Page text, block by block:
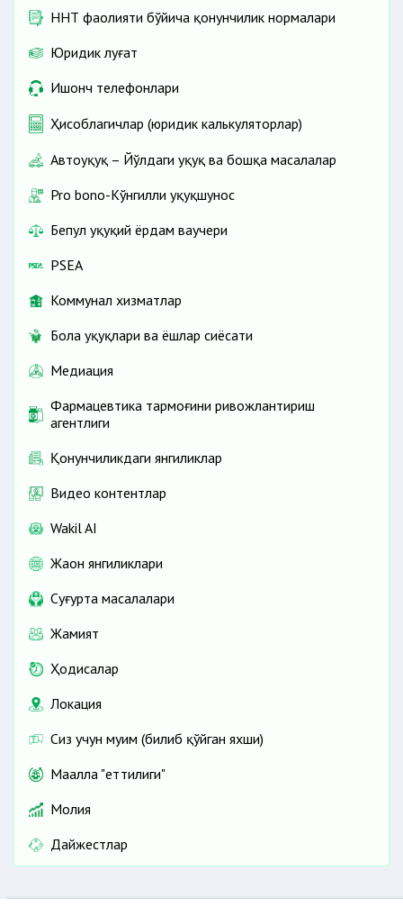
ННТ фаолияти бўйича қонунчилик нормалари
Юридик луғат
Ишонч телефонлари
Ҳисоблагичлар (юридик калькуляторлар)
Автоҳуқуқ – Йўлдаги ҳуқуқ ва бошқа масалалар
Pro bono-Кўнгилли ҳуқуқшунос
Бепул ҳуқуқий ёрдам ваучери
PSEA
Коммунал хизматлар
Бола ҳуқуқлари ва ёшлар сиёсати
Медиация
Фармацевтика тармоғини ривожлантириш
агентлиги
Қонунчиликдаги янгиликлар
Видео контентлар
Wakil AI
Жаҳон янгиликлари
Cуғурта масалалари
Жамият
Ҳодисалар
Локация
Сиз учун муҳим (билиб қўйган яхши)
Маҳалла "еттилиги"
Молия
Дайжестлар